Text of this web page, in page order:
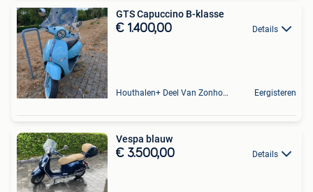
GTS Capuccino B-klasse
€ 1.400,00 Details
Houthalen+ Deel Van Zonhoven En Zolder Eergisteren
Vespa blauw
€ 3.500,00 Details